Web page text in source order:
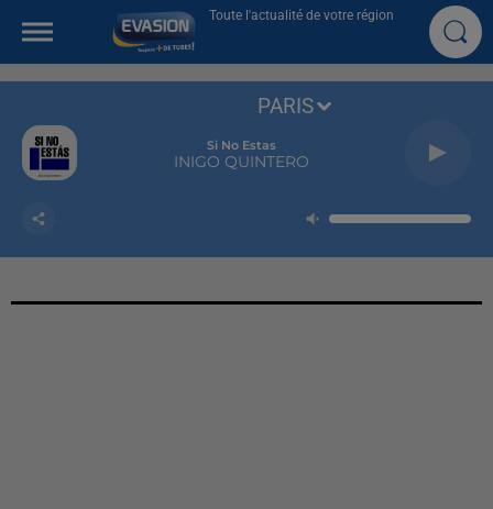
Toute l'actualité de votre région
Si No Estas
INIGO QUINTERO
PARIS